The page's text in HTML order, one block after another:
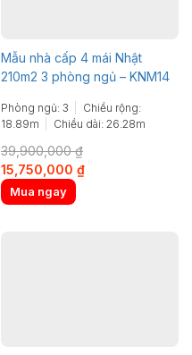
Mẫu nhà cấp 4 mái Nhật
210m2 3 phòng ngủ – KNM14
Phòng ngủ: 3
Chiều rộng:
18.89m
Chiều dài: 26.28m
39,900,000₫
Original
price
was:
15,750,000 ₫Current
Mua ngay